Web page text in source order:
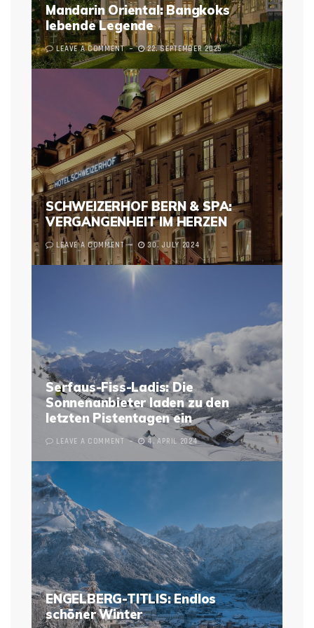
Mandarin Oriental: Bangkoks
lebende Legende
LEAVE A COMMENT 22. SEPTEMBER 2025
SCHWEIZERHOF BERN & SPA:
VERGANGENHEIT IM HERZEN
LEAVE A COMMENT 30. JULY 2024
Serfaus-Fiss-Ladis: Die
Sonnenanbieter laden zu den
letzten Pistentagen ein
LEAVE A COMMENT 4. APRIL 2024
ENGELBERG-TITLIS: Endlos
schöner Winter